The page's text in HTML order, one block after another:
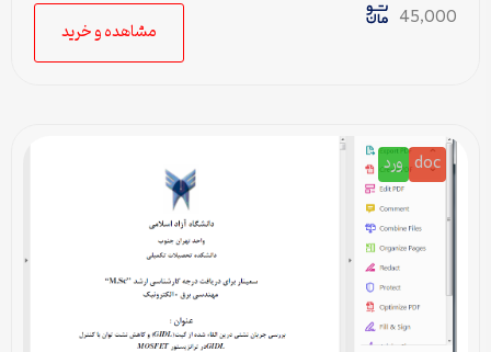
45,000
مشاهده و خرید
doc ورد